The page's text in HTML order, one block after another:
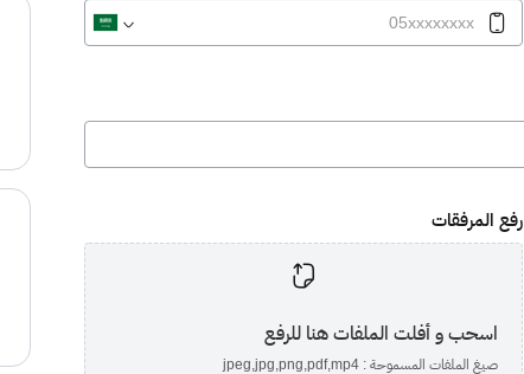
رفع المرفقات
اسحب و أفلت الملفات هنا للرفع
صيغ الملفات المسموحة : jpeg,jpg,png,pdf,mp4